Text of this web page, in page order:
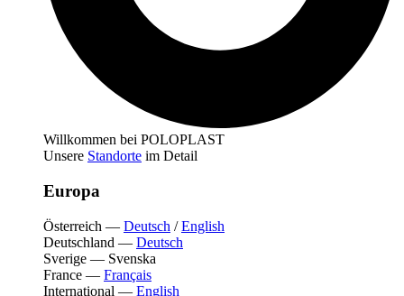
Willkommen bei POLOPLAST
Unsere Standorte im Detail
Europa
Österreich — Deutsch /English
Deutschland — Deutsch
Sverige — Svenska
France — Français
International — English